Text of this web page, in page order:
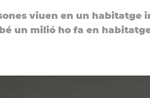
viuen en un habitatge
un milió ho fa en